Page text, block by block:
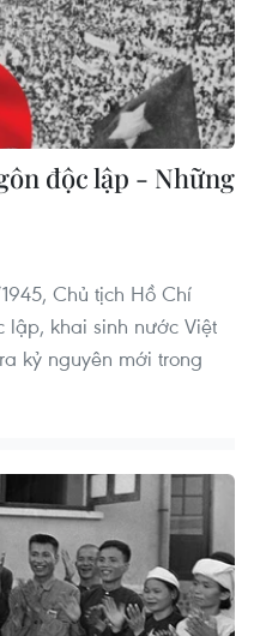
độc lập - Những
Chủ tịch Hồ Chí
lập, khai sinh nước Việt
kỷ nguyên mới trong